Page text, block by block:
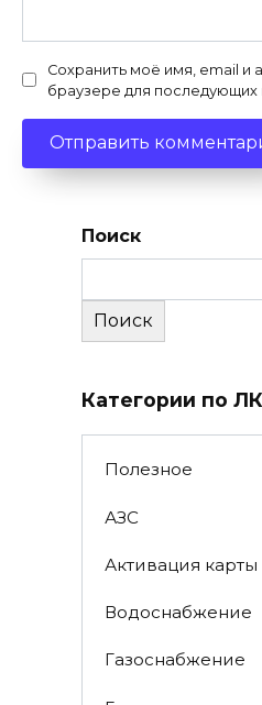
Сохранить моё имя, email и
браузере для последующих
Поиск
Поиск
Категории по ЛК
Полезное
АЗС
Активация карты
Водоснабжение
Газоснабжение